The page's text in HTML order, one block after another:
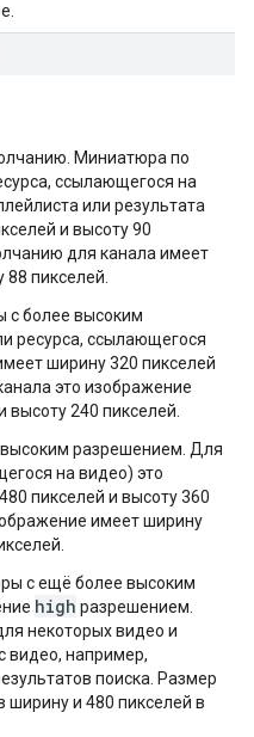
Миниатюра по
ссылающегося на
или результата
и высоту 90
для канала имеет
пикселей.
с более высоким
ресурса, ссылающегося
ширину 320 пикселей
это изображение
240 пикселей.
разрешением. Для
на видео) это
пикселей и высоту 360
имеет ширину
с ещё более высоким
high разрешением.
некоторых видео и
видео, например,
поиска. Размер
ширину и 480 пикселей в